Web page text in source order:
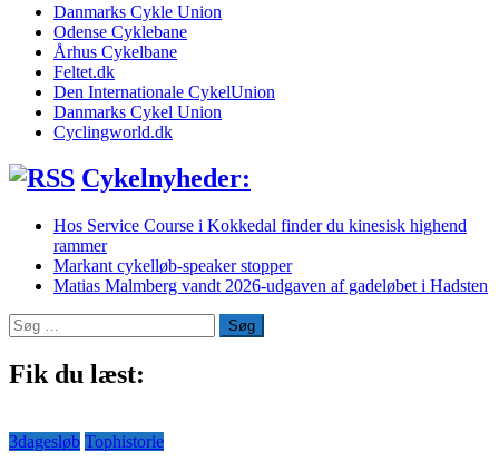
Danmarks Cykle Union
Odense Cyklebane
Århus Cykelbane
Feltet.dk
Den Internationale CykelUnion
Danmarks Cykel Union
Cyclingworld.dk
Cykelnyheder:
Hos Service Course i Kokkedal finder du kinesisk highend
rammer
Markant cykelløb-speaker stopper
Matias Malmberg vandt 2026-udgaven af gadeløbet i Hadsten
Søg
efter:
Fik du læst:
3dagesløb Tophistorie